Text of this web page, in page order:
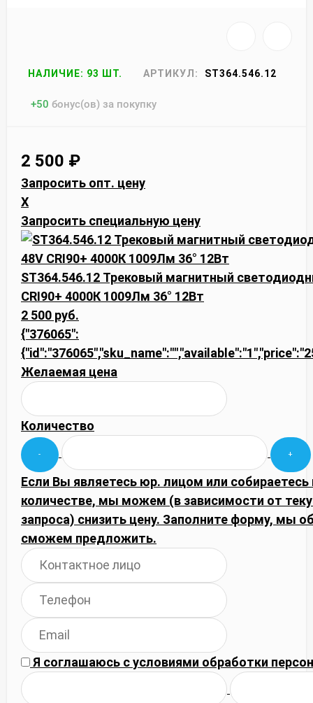
НАЛИЧИЕ: 93 ШТ. АРТИКУЛ: ST364.546.12
+50 бонус(ов) за покупку
2 500 ₽
Запросить опт. цену
X
Запросить специальную цену
ST364.546.12 Трековый магнитный
CRI90+ 4000К 1009Лм 36° 12Вт
2 500 руб.
{"376065":
Желаемая цена
Количество
Если Вы являетесь юр. лицом или
количестве, мы можем (в зависимости от
запроса) снизить цену. Заполните форму, мы
сможем предложить.
Я соглашаюсь сусловиями обработки